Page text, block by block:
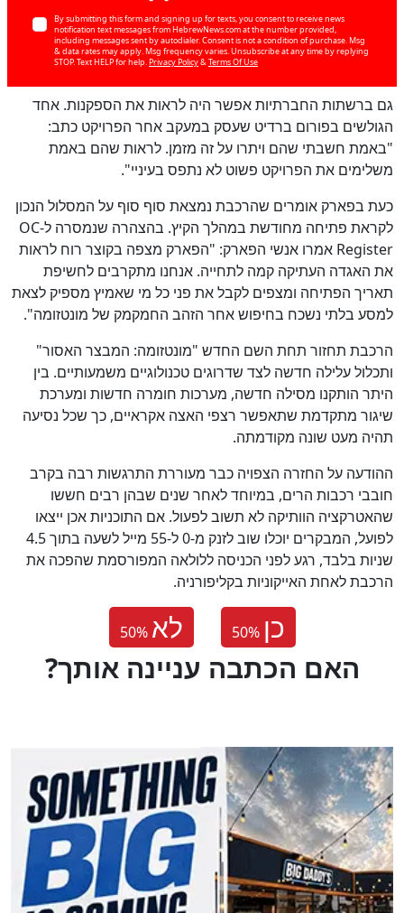
By submitting this form and signing up for texts, you consent to receive news
notification text messages from HebrewNews.com at the number provided,
including messages sent by autodialer. Consent is not a condition of purchase. Msg
& data rates may apply. Msg frequency varies. Unsubscribe at any time by replying
STOP. Text HELP for help. Privacy Policy& Terms Of Use
גם ברשתות החברתיות אפשר היה לראות את הספקנות. אחד
הגולשים בפורום ברדיט שעסק במעקב אחר הפרויקט כתב:
"באמת חשבתי שהם ויתרו על זה מזמן. לראות שהם באמת
משלימים את הפרויקט פשוט לא נתפס בעיניי".
כעת בפארק אומרים שהרכבת נמצאת סוף סוף על המסלול הנכון
לקראת פתיחה מחודשת במהלך הקיץ. בהצהרה שנמסרה ל-OC
Register אמרו אנשי הפארק: "הפארק מצפה בקוצר רוח לראות
את האגדה העתיקה קמה לתחייה. אנחנו מתקרבים לחשיפת
תאריך הפתיחה ומצפים לקבל את פני כל מי שאמיץ מספיק לצאת
למסע בלתי נשכח בחיפוש אחר הזהב החמקמק של מונטזומה".
הרכבת תחזור תחת השם החדש "מונטזומה: המבצר האסור"
ותכלול עלילה חדשה לצד שדרוגים טכנולוגיים משמעותיים. בין
היתר הותקנו מסילה חדשה, מערכות חומרה חדשות ומערכת
שיגור מתקדמת שתאפשר רצפי האצה אקראיים, כך שכל נסיעה
תהיה מעט שונה מקודמתה.
ההודעה על החזרה הצפויה כבר מעוררת התרגשות רבה בקרב
חובבי רכבות הרים, במיוחד לאחר שנים שבהן רבים חששו
שהאטרקציה הוותיקה לא תשוב לפעול. אם התוכניות אכן ייצאו
לפועל, המבקרים יוכלו שוב לזנק מ-0 ל-55 מייל לשעה בתוך 4.5
שניות בלבד, רגע לפני הכניסה ללולאה המפורסמת שהפכה את
הרכבת לאחת האייקוניות בקליפורניה.
50% לא 50% כן
?האם הכתבה עניינה אותך